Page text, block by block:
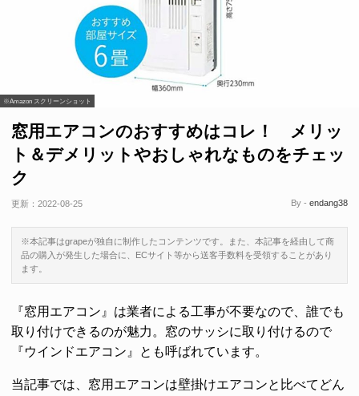
※Amazon スクリーンショット
窓用エアコンのおすすめはコレ！ メリッ
ト＆デメリットやおしゃれなものをチェッ
ク
更新： 2022-08-25 By - endang38
※本記事はgrapeが独自に制作したコンテンツです。また、本記事を経由して商
品の購入が発生した場合に、ECサイト等から送客手数料を受領することがあり
ます。
『窓用エアコン』は業者による工事が不要なので、誰でも
取り付けできるのが魅力。窓のサッシに取り付けるので
『ウインドエアコン』とも呼ばれています。
当記事では、窓用エアコンは壁掛けエアコンと比べてどん